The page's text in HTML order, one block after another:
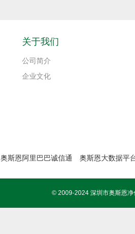
关于我们
公司简介
企业文化
奥斯恩阿里巴巴诚信通 奥斯恩大数据平
© 2009-2024 深圳市奥斯恩